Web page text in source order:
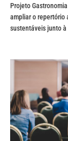
Projeto
ampliar o repertório
sustentáveis junto